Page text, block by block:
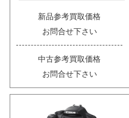
新品参考買取価格
お問合せ下さい
中古参考買取価格
お問合せ下さい